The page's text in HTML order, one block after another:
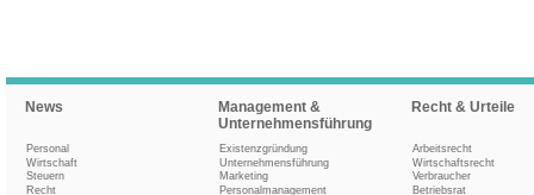
News
Personal
Wirtschaft
Steuern
Recht
Management &
Unternehmensführung
Existenzgründung
Unternehmensführung
Marketing
Personalmanagement
Recht & Urteile
Arbeitsrecht
Wirtschaftsrecht
Verbraucher
Betriebsrat